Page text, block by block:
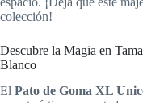
colección!
Descubre la Magia en
Blanco
El Pato de Goma XL